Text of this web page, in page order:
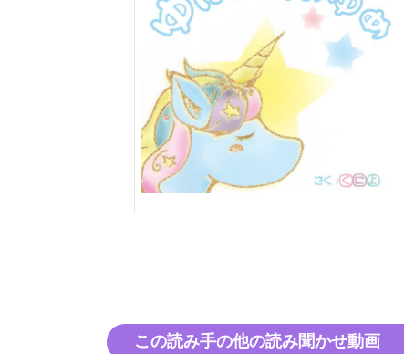
この読み手の他の読み聞かせ動画